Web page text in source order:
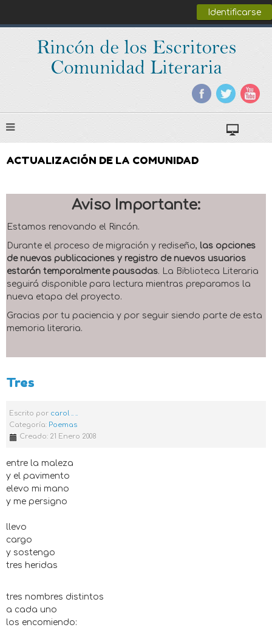
Identificarse
ACTUALIZACIÓN DE LA COMUNIDAD
Aviso Importante:
Estamos renovando el Rincón.
Durante el proceso de migración y rediseño, las opciones
de nuevas publicaciones y registro de nuevos usuarios
estarán temporalmente pausadas. La Biblioteca Literaria
seguirá disponible para lectura mientras preparamos la
nueva etapa del proyecto.
Gracias por tu paciencia y por seguir siendo parte de esta
memoria literaria.
Tres
Escrito por carol .. ..
Categoría: Poemas
Creado: 21 Enero 2008
entre la maleza
y el pavimento
elevo mi mano
y me persigno
llevo
cargo
y sostengo
tres heridas
tres nombres distintos
a cada uno
los encomiendo: